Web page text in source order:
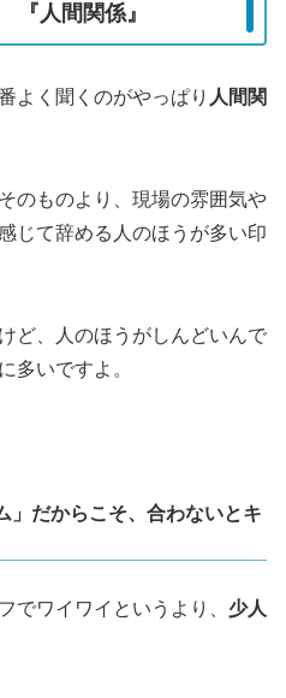
人間関係』
よく聞くのがやっぱり 人間関
のものより、現場の雰囲気や
じて辞める人のほうが多い印
ど、人のほうがしんどいんで
多いですよ。
」だからこそ、合わないとキ
でワイワイというより、 少人